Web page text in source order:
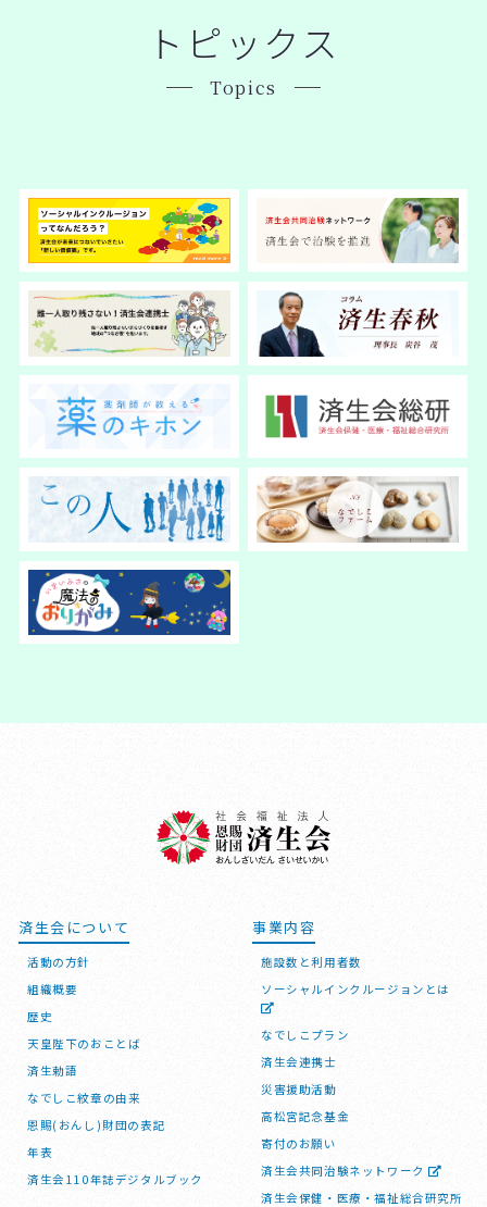
トピックス
Topics
済生会について
活動の方針
組織概要
歴史
天皇陛下のおことば
済生勅語
なでしこ紋章の由来
恩賜(おんし)財団の表記
年表
済生会110年誌デジタルブック
事業内容
施設数と利用者数
ソーシャルインクルージョンとは
なでしこプラン
済生会連携士
災害援助活動
高松宮記念基金
寄付のお願い
済生会共同治験ネットワーク
済生会保健・医療・福祉総合研究所